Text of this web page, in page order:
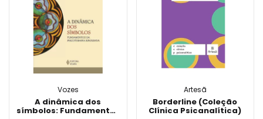
Vozes
A dinâmica dos
símbolos: Fundamentos
Artesã
Borderline (Coleção
Clínica Psicanalítica)